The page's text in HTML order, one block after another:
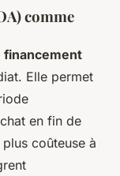
comme
financement
Elle permet
en fin de
coûteuse à